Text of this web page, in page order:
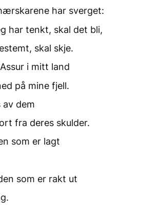
har sverget:
har tenkt, skal det bli,
skal skje.
i mitt land
på mine fjell.
av dem
fra deres skulder.
som er lagt
som er rakt ut